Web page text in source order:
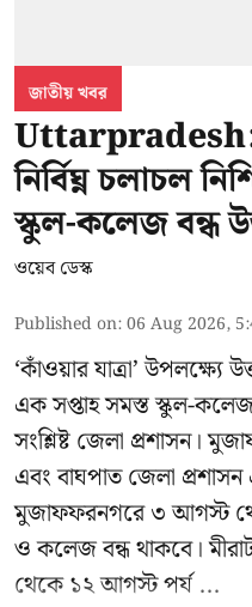
জাতীয় খবর
Uttarpradesh:
নির্বিঘ্ন চলাচল
স্কুল-কলেজ বন্ধ
ওয়েব ডেস্ক
Published on:06 Aug 2026,
‘কাঁওয়ার যাত্রা’উপলক্ষ্যে
এক সপ্তাহ সমস্ত স্কুল-কলেজ
সংশ্লিষ্ট জেলা প্রশাসন।
এবং বাঘপাত জেলা প্রশাসন
মুজাফফরনগরে ৩ আগস্ট
ও কলেজ বন্ধ থাকবে।
থেকে ১২ আগস্ট পর্য ...